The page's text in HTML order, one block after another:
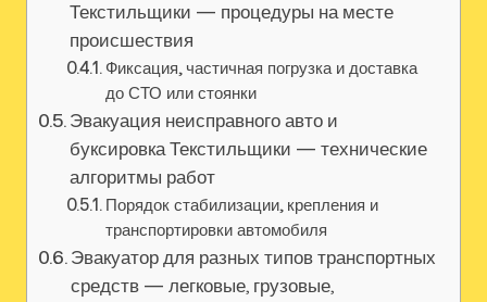
Текстильщики — процедуры на месте
происшествия
Фиксация, частичная погрузка и доставка
до СТО или стоянки
Эвакуация неисправного авто и
буксировка Текстильщики — технические
алгоритмы работ
Порядок стабилизации, крепления и
транспортировки автомобиля
Эвакуатор для разных типов транспортных
средств — легковые, грузовые,